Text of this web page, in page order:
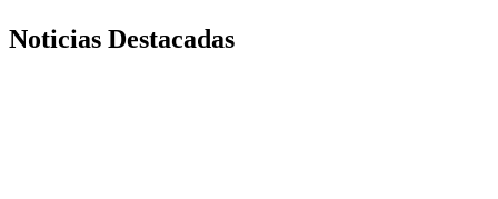
Noticias Destacadas